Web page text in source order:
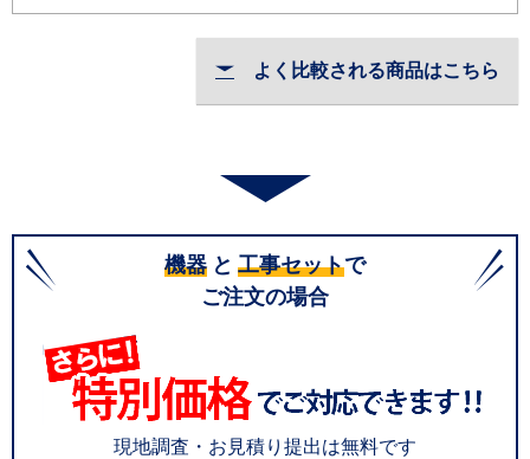
よく比較される商品はこちら
機器 と 工事セットで
ご注文の場合
現地調査・お見積り提出は無料です